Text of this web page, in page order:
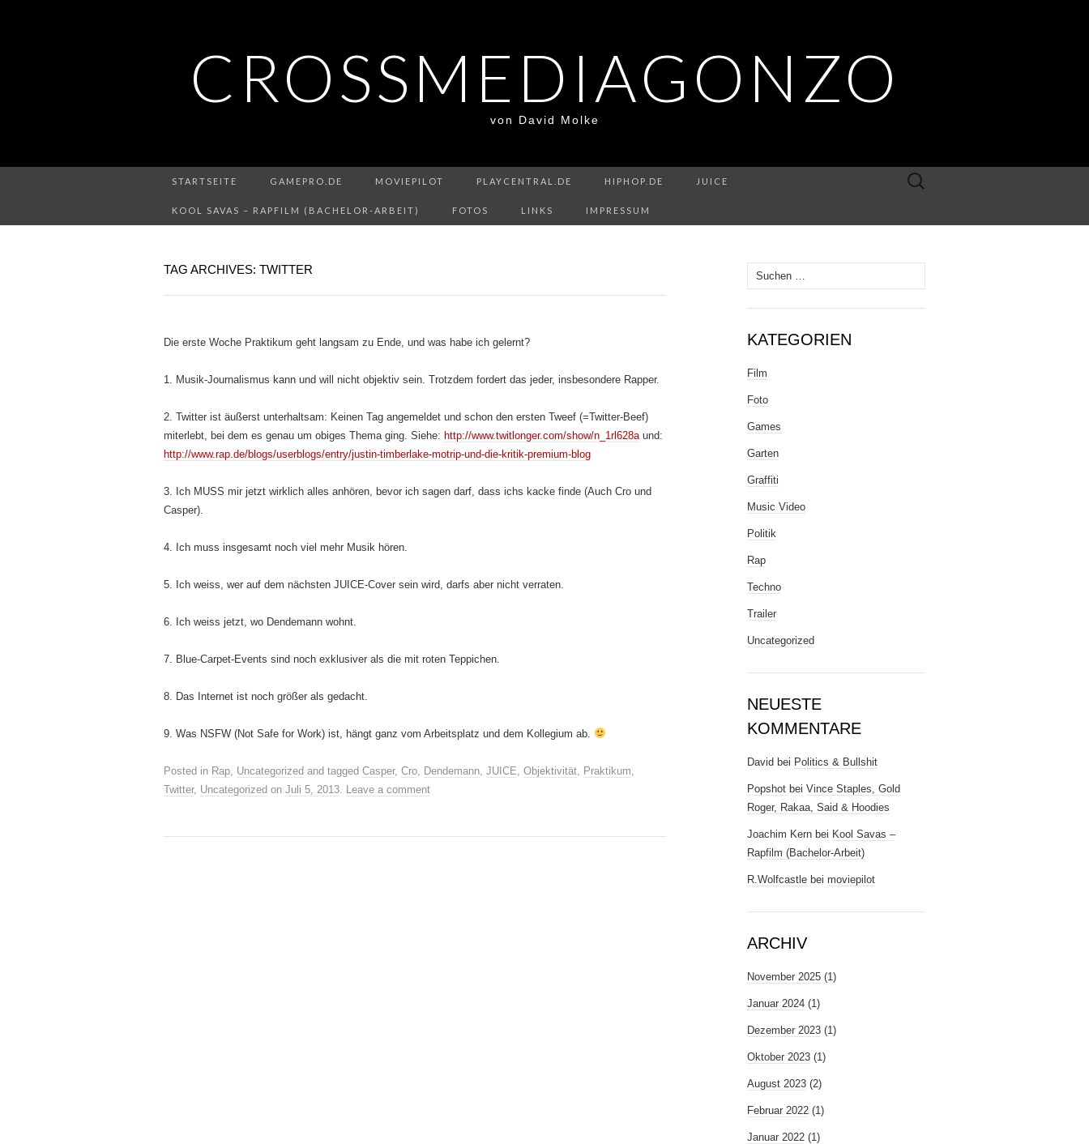
CROSSMEDIAGONZO
von David Molke
STARTSEITE GAMEPRO.DE MOVIEPILOT PLAYCENTRAL.DE HIPHOP.DE JUICE
KOOL SAVAS – RAPFILM (BACHELOR-ARBEIT) FOTOS LINKS IMPRESSUM
Suche
TAG ARCHIVES: TWITTER
Die erste Woche Praktikum geht langsam zu Ende, und was habe ich gelernt?
1. Musik-Journalismus kann und will nicht objektiv sein. Trotzdem fordert das jeder, insbesondere Rapper.
2. Twitter ist äußerst unterhaltsam: Keinen Tag angemeldet und schon den ersten Tweef (=Twitter-Beef)
miterlebt, bei dem es genau um obiges Thema ging. Siehe: http://www.twitlonger.com/show/n_1rl628aund:
http://www.rap.de/blogs/userblogs/entry/justin-timberlake-motrip-und-die-kritik-premium-blog
3. Ich MUSS mir jetzt wirklich alles anhören, bevor ich sagen darf, dass ichs kacke finde (Auch Cro und
Casper).
4. Ich muss insgesamt noch viel mehr Musik hören.
5. Ich weiss, wer auf dem nächsten JUICE-Cover sein wird, darfs aber nicht verraten.
6. Ich weiss jetzt, wo Dendemann wohnt.
7. Blue-Carpet-Events sind noch exklusiver als die mit roten Teppichen.
8. Das Internet ist noch größer als gedacht.
9. Was NSFW (Not Safe for Work) ist, hängt ganz vom Arbeitsplatz und dem Kollegium ab.
Posted in Rap, Uncategorized and tagged Casper, Cro, Dendemann, JUICE, Objektivität, Praktikum,
Twitter, Uncategorized on Juli 5, 2013. Leave a comment
Suche
nach:
KATEGORIEN
Film
Foto
Games
Garten
Graffiti
Music Video
Politik
Rap
Techno
Trailer
Uncategorized
NEUESTE
KOMMENTARE
David bei Politics & Bullshit
Popshot bei Vince Staples, Gold
Roger, Rakaa, Said & Hoodies
Joachim Kern bei Kool Savas –
Rapfilm (Bachelor-Arbeit)
R.Wolfcastle bei moviepilot
ARCHIV
November 2025 (1)
Januar 2024 (1)
Dezember 2023 (1)
Oktober 2023 (1)
August 2023 (2)
Februar 2022 (1)
Januar 2022 (1)